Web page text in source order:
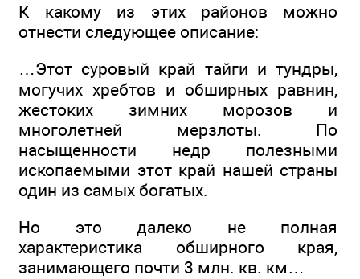
К какому из этих районов можно
отнести следующее описание:
…Этот суровый край тайги и тундры,
могучих хребтов и обширных равнин,
жестоких зимних морозов и
многолетней мерзлоты. По
насыщенности недр полезными
ископаемыми этот край нашей страны
один из самых богатых.
Но это далеко не полная
характеристика обширного края,
занимающего почти 3 млн. кв. км…